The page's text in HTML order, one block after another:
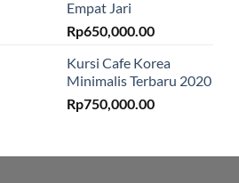
Empat Jari
Rp650,000.00
Kursi Cafe Korea
Minimalis Terbaru 2020
Rp750,000.00